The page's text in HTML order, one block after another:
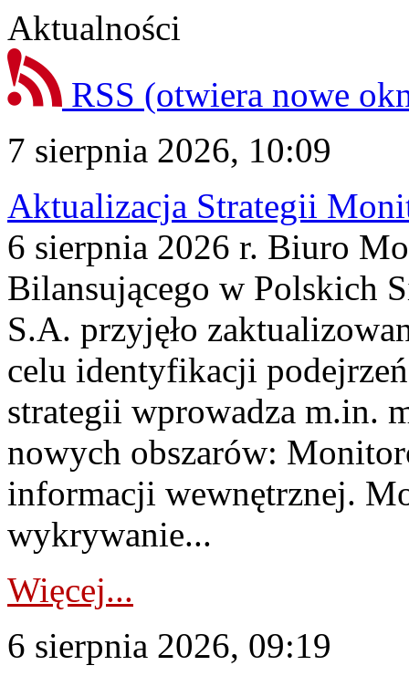
Aktualności
RSS (otwiera nowe
7 sierpnia 2026, 10:09
Aktualizacja Strategii
6 sierpnia 2026 r. Biuro
Bilansującego w Polskich
S.A. przyjęło
celu identyfikacji
strategii wprowadza m.in.
nowych obszarów:
informacji wewnętrznej.
wykrywanie...
Więcej...
6 sierpnia 2026, 09:19